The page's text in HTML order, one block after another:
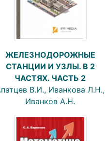
ЖЕЛЕЗНОДОРОЖНЫЕ
СТАНЦИИ И УЗЛЫ. В 2
ЧАСТЯХ. ЧАСТЬ 2
В.И., Иванкова Л.Н.,
Иванков А.Н.